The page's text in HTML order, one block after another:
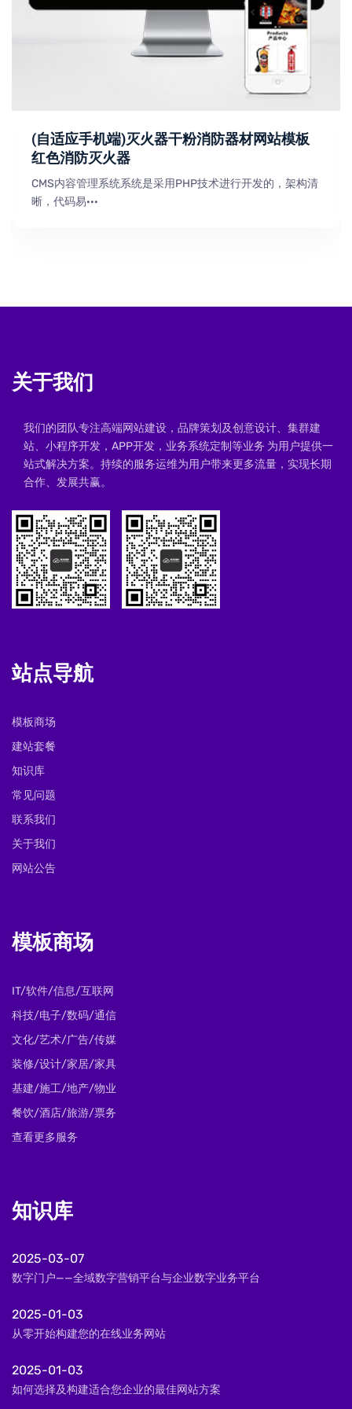
(自适应手机端)灭火器干粉消防器材网站模板
红色消防灭火器
CMS内容管理系统系统是采用PHP技术进行开发的，架构清
晰，代码易···
关于我们
我们的团队专注高端网站建设，品牌策划及创意设计、集群建
站、小程序开发，APP开发，业务系统定制等业务 为用户提供一
站式解决方案。持续的服务运维为用户带来更多流量，实现长期
合作、发展共赢。
站点导航
模板商场
建站套餐
知识库
常见问题
联系我们
关于我们
网站公告
模板商场
IT/软件/信息/互联网
科技/电子/数码/通信
文化/艺术/广告/传媒
装修/设计/家居/家具
基建/施工/地产/物业
餐饮/酒店/旅游/票务
查看更多服务
知识库
2025-03-07
数字门户——全域数字营销平台与企业数字业务平台
2025-01-03
从零开始构建您的在线业务网站
2025-01-03
如何选择及构建适合您企业的最佳网站方案